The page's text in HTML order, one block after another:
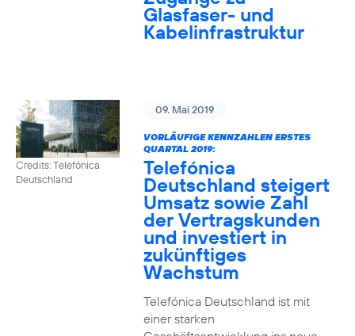
Glasfaser- und
Kabelinfrastruktur
Credits: Telefónica
Deutschland
09. Mai 2019
VORLÄUFIGE KENNZAHLEN ERSTES
QUARTAL 2019:
Telefónica
Deutschland steigert
Umsatz sowie Zahl
der Vertragskunden
und investiert in
zukünftiges
Wachstum
Telefónica Deutschland ist mit
einer starken